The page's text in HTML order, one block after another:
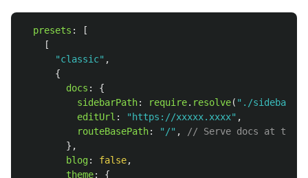
presets :
[
[
"classic" ,
{
docs :
{
sidebarPath: require. resolve( " ./
editUrl : " https://xxxxx.xxxx" ,
routeBasePath: "/" ,
// Serve docs at the
},
blog: false,
theme:
{